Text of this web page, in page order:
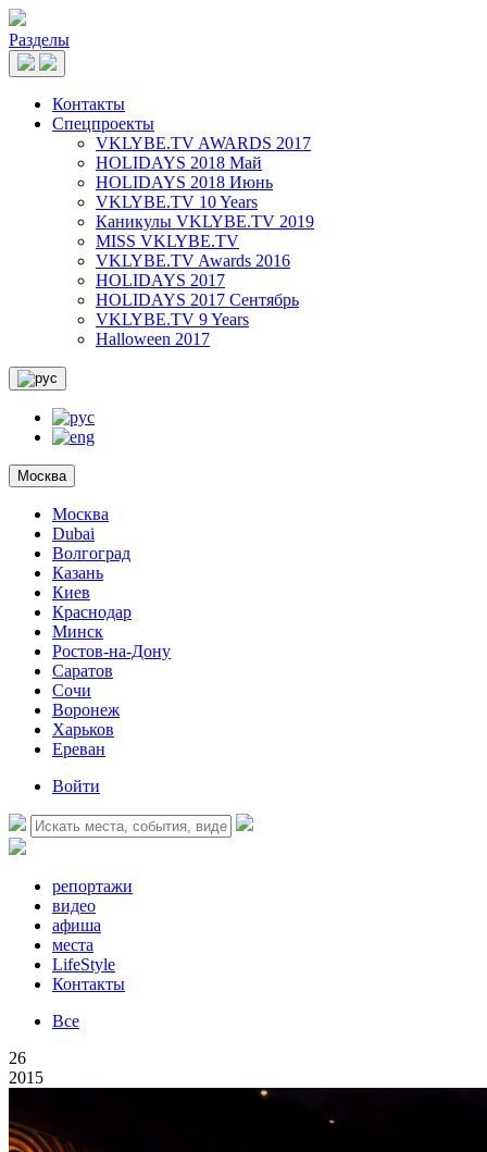
Разделы
Контакты
Спецпроекты
VKLYBE.TV AWARDS 2017
HOLIDAYS 2018 Май
HOLIDAYS 2018 Июнь
VKLYBE.TV 10 Years
Каникулы VKLYBE.TV 2019
MISS VKLYBE.TV
VKLYBE.TV Awards 2016
HOLIDAYS 2017
HOLIDAYS 2017 Сентябрь
VKLYBE.TV 9 Years
Halloween 2017
Москва
Москва
Dubai
Волгоград
Казань
Киев
Краснодар
Минск
Ростов-на-Дону
Саратов
Сочи
Воронеж
Харьков
Ереван
Войти
репортажи
видео
афиша
места
LifeStyle
Контакты
Все
26
2015